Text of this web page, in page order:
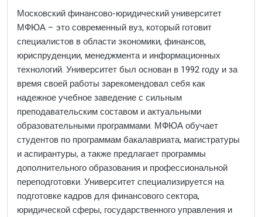
Московский финансово-юридический университет
МФЮА – это современный вуз, который готовит
специалистов в области экономики, финансов,
юриспруденции, менеджмента и информационных
технологий. Университет был основан в 1992 году и за
время своей работы зарекомендовал себя как
надежное учебное заведение с сильным
преподавательским составом и актуальными
образовательными программами. МФЮА обучает
студентов по программам бакалавриата, магистратуры
и аспирантуры, а также предлагает программы
дополнительного образования и профессиональной
переподготовки. Университет специализируется на
подготовке кадров для финансового сектора,
юридической сферы, государственного управления и